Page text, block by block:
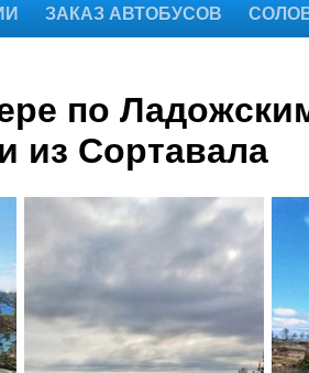
ЗАКАЗ АВТОБУСОВ
по
из Сортавала